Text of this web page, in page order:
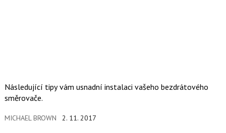
Následující tipy vám usnadní instalaci vašeho bezdrátového
směrovače.
MICHAEL BROWN 2. 11. 2017